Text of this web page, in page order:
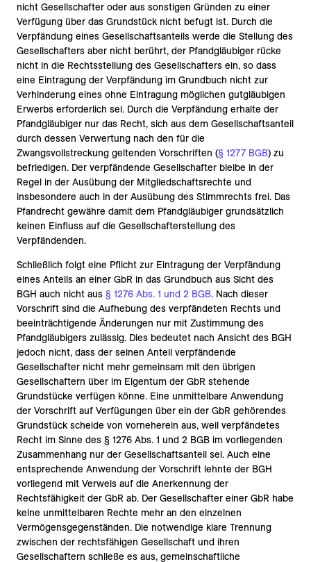
nicht Gesellschafter oder aus sonstigen Gründen zu einer
Verfügung über das Grundstück nicht befugt ist. Durch die
Verpfändung eines Gesellschaftsanteils werde die Stellung des
Gesellschafters aber nicht berührt, der Pfandgläubiger rücke
nicht in die Rechtsstellung des Gesellschafters ein, so dass
eine Eintragung der Verpfändung im Grundbuch nicht zur
Verhinderung eines ohne Eintragung möglichen gutgläubigen
Erwerbs erforderlich sei. Durch die Verpfändung erhalte der
Pfandgläubiger nur das Recht, sich aus dem Gesellschaftsanteil
durch dessen Verwertung nach den für die
Zwangsvollstreckung geltenden Vorschriften (§ 1277 BGB) zu
befriedigen. Der verpfändende Gesellschafter bleibe in der
Regel in der Ausübung der Mitgliedschaftsrechte und
insbesondere auch in der Ausübung des Stimmrechts frei. Das
Pfandrecht gewähre damit dem Pfandgläubiger grundsätzlich
keinen Einfluss auf die Gesellschafterstellung des
Verpfändenden.
Schließlich folgt eine Pflicht zur Eintragung der Verpfändung
eines Anteils an einer GbR in das Grundbuch aus Sicht des
BGH auch nicht aus § 1276 Abs. 1 und 2 BGB. Nach dieser
Vorschrift sind die Aufhebung des verpfändeten Rechts und
beeinträchtigende Änderungen nur mit Zustimmung des
Pfandgläubigers zulässig. Dies bedeutet nach Ansicht des BGH
jedoch nicht, dass der seinen Anteil verpfändende
Gesellschafter nicht mehr gemeinsam mit den übrigen
Gesellschaftern über im Eigentum der GbR stehende
Grundstücke verfügen könne. Eine unmittelbare Anwendung
der Vorschrift auf Verfügungen über ein der GbR gehörendes
Grundstück scheide von vorneherein aus, weil verpfändetes
Recht im Sinne des § 1276 Abs. 1 und 2 BGB im vorliegenden
Zusammenhang nur der Gesellschaftsanteil sei. Auch eine
entsprechende Anwendung der Vorschrift lehnte der BGH
vorliegend mit Verweis auf die Anerkennung der
Rechtsfähigkeit der GbR ab. Der Gesellschafter einer GbR habe
keine unmittelbaren Rechte mehr an den einzelnen
Vermögensgegenständen. Die notwendige klare Trennung
zwischen der rechtsfähigen Gesellschaft und ihren
Gesellschaftern schließe es aus, gemeinschaftliche